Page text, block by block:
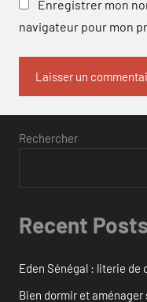
Enregistrer mon
navigateur pour mon
Rechercher
Recent
Eden Sénégal : literie
Bien dormir et